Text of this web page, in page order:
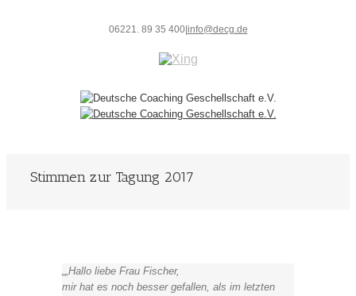
06221. 89 35 400| info@decg.de
Stimmen zur Tagung 2017
„Hallo liebe Frau Fischer,
mir hat es noch besser gefallen, als im letzten